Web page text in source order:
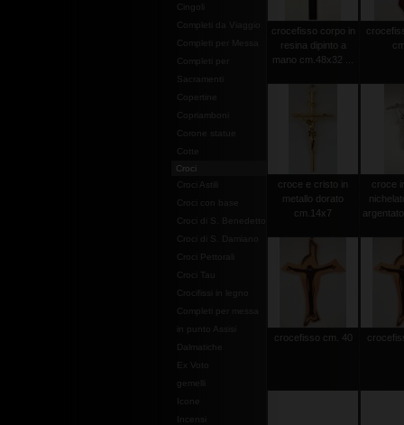
Cingoli
Completi da Viaggio
Completi per Messa
Completi per
Sacramenti
Copertine
Copriamboni
Corone statue
Cotte
Croci
Croci Astili
Croci con base
Croci di S. Benedetto
Croci di S. Damiano
Croci Pettorali
Croci Tau
Crocifissi in legno
Completi per messa
in punto Assisi
Dalmatiche
Ex Voto
gemelli
crocefisso corpo in
resina dipinto a
mano cm.48x32 ...
croce e cristo in
metallo dorato
cm.14x7
croce
crocefisso cm. 40